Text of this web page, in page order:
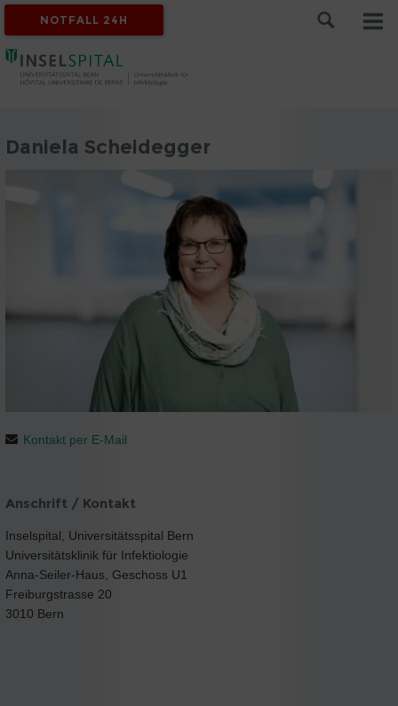
NOTFALL 24H
Daniela Scheidegger
Kontakt per E-Mail
Anschrift / Kontakt
Inselspital, Universitätsspital Bern
Universitätsklinik für Infektiologie
Anna-Seiler-Haus, Geschoss U1
Freiburgstrasse 20
3010 Bern